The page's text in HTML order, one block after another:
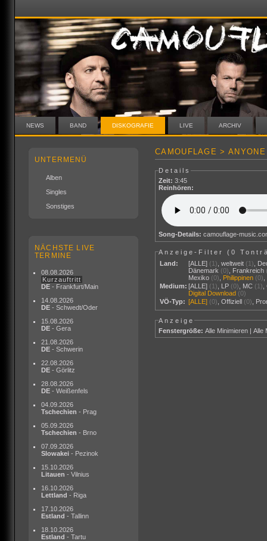
NEWS BAND DISKOGRAFIE LIVE ARCHIV
UNTERMENÜ
Alben
Singles
Sonstiges
NÄCHSTE LIVE
TERMINE
08.08.2026
Kurzauftritt
DE - Frankfurt/Main
14.08.2026
DE - Schwedt/Oder
15.08.2026
DE - Gera
21.08.2026
DE - Schwerin
22.08.2026
DE - Görlitz
28.08.2026
DE - Weißenfels
04.09.2026
Tschechien - Prag
05.09.2026
Tschechien - Brno
07.09.2026
Slowakei - Pezinok
15.10.2026
Litauen - Vilnius
16.10.2026
Lettland - Riga
17.10.2026
Estland - Tallinn
18.10.2026
Estland - Tartu
CAMOUFLAGE >
Details
Zeit: 3:45
Reinhören:
Song-Details: camouflage-
Anzeige-Filter (0
Land:
[ALLE] (1) ,weltweit (1)
Dänemark (0) Frankreich
Mexiko (0) Philippinen (0)
Medium: [ALLE] (1) LP (0) MC (1) ,
Digital Download (0)
VÖ-Typ: [ALLE] (0) ,Offiziell (0)
Anzeige
Fenstergröße: Alle Minimieren |Alle